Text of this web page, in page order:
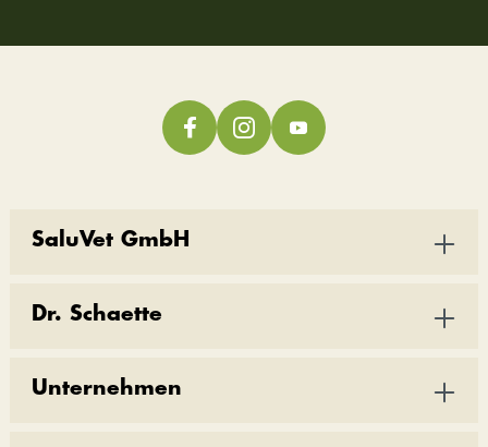
SaluVet GmbH
Dr. Schaette
Unternehmen